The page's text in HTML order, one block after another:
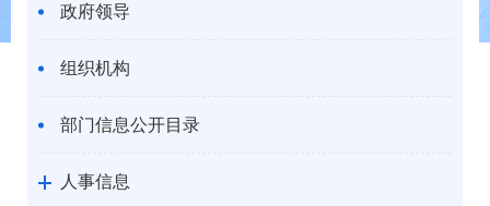
政府领导
组织机构
部门信息公开目录
人事信息